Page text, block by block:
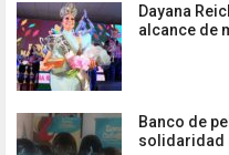
Dayana
alcance de
Banco de
solidaridad